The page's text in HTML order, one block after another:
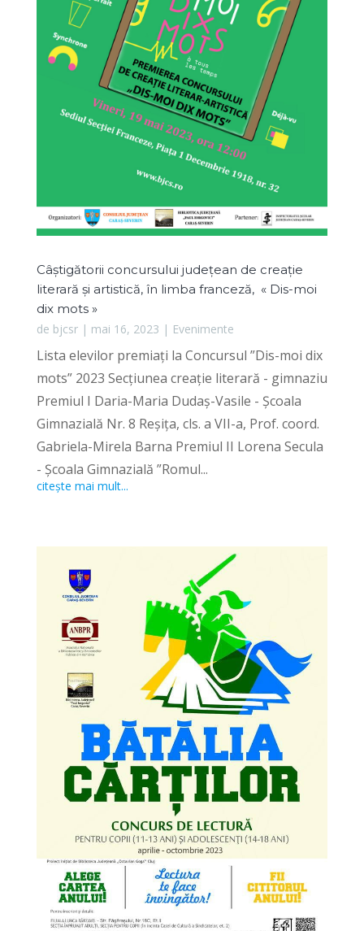
Câștigătorii concursului județean de creație
literară și artistică, în limba franceză, « Dis-moi
dix mots »
de bjcsr| mai 16, 2023 | Evenimente
Lista elevilor premiați la Concursul ”Dis-moi dix
mots” 2023 Secțiunea creație literară - gimnaziu
Premiul I Daria-Maria Dudaș-Vasile - Școala
Gimnazială Nr. 8 Reșița, cls. a VII-a, Prof. coord.
Gabriela-Mirela Barna Premiul II Lorena Secula
- Școala Gimnazială ”Romul...
citește mai mult...